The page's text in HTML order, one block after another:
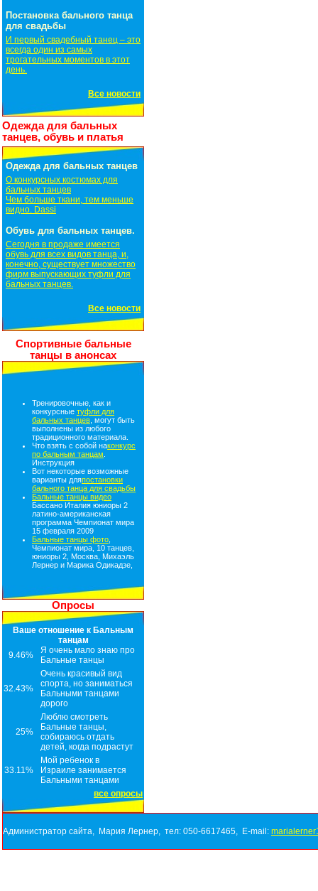
Постановка бального танца
для свадьбы
И первый свадебный танец – это
всегда один из самых
трогательных моментов в этот
день.
Все новости
Одежда для бальных
танцев, обувь и платья
Одежда для бальных танцев
О конкурсных костюмах для
бальных танцев
Чем больше ткани, тем меньше
видно. Dassi
Обувь для бальных танцев.
Сегодня в продаже имеется
обувь для всех видов танца, и,
конечно, существует множество
фирм выпускающих туфли для
бальных танцев.
Все новости
Спортивные бальные
танцы в анонсах
Тренировочные, как и
конкурсные туфли для
бальных танцев , могут быть
выполнены из любого
традиционного материала.
Что взять с собой наконкурс
по бальным танцам
Инструкция
Вот некоторые возможные
варианты дляпостановки
бального танца для свадьбы
Бальные танцы видео
Бассано Италия юниоры 2
латино-американская
программа Чемпионат мира
15 февраля 2009
Бальные танцы фото
Чемпионат мира, 10 танцев,
юниоры 2, Москва, Михаэль
Лернер и Марика Одикадзе,
Опросы
Ваше отношение к Бальным
танцам
9.46%
Я очень мало знаю про
Бальные танцы
32.43%
Очень красивый вид
спорта, но заниматься
Бальными танцами
дорого
25%
Люблю смотреть
Бальные танцы,
собираюсь отдать
детей, когда подрастут
33.11%
Мой ребенок в
Израиле занимается
Бальными танцами
все опросы
Администратор сайта, Мария Лернер, тел: 050-6617465, E-mail: